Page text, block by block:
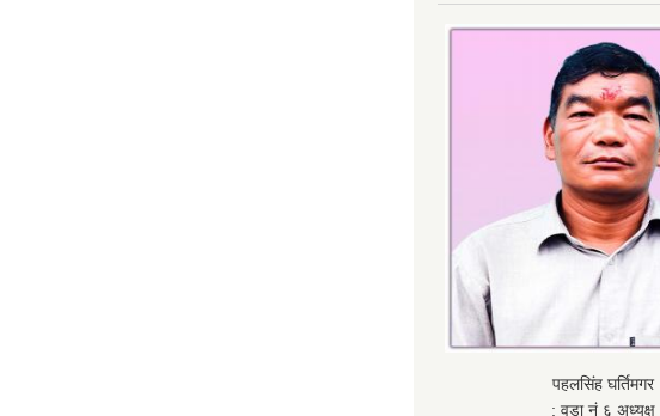
पहलसिंह घर्तिमगर
; वडा नं ६ अध्यक्ष